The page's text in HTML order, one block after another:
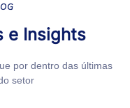
e Insights
por dentro das últimas
setor